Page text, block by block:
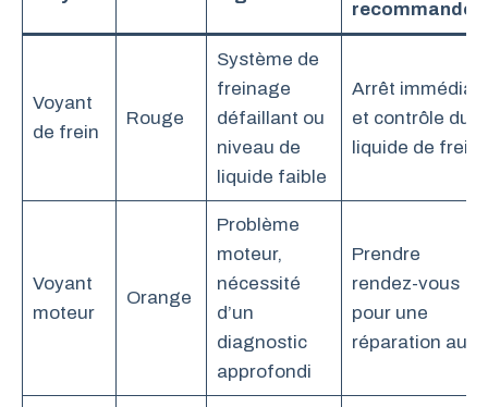
recommandée
Voyant
de frein
Rouge
Système de
freinage
défaillant ou
niveau de
liquide faible
Arrêt immédiat
et contrôle du
liquide de frein
Voyant
moteur
Orange
Problème
moteur,
nécessité
d’un
diagnostic
approfondi
Prendre
rendez-vous
pour une
réparation auto